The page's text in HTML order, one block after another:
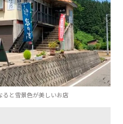
ると雪景色が美しいお店